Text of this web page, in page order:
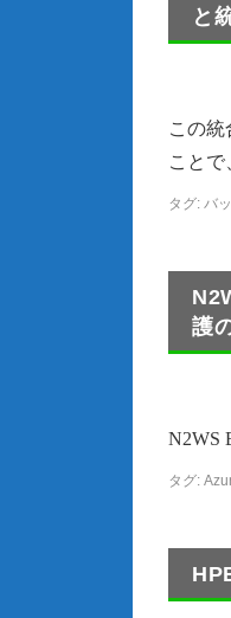
と
この
こと
タグ: バ
護
N2WS
タグ: